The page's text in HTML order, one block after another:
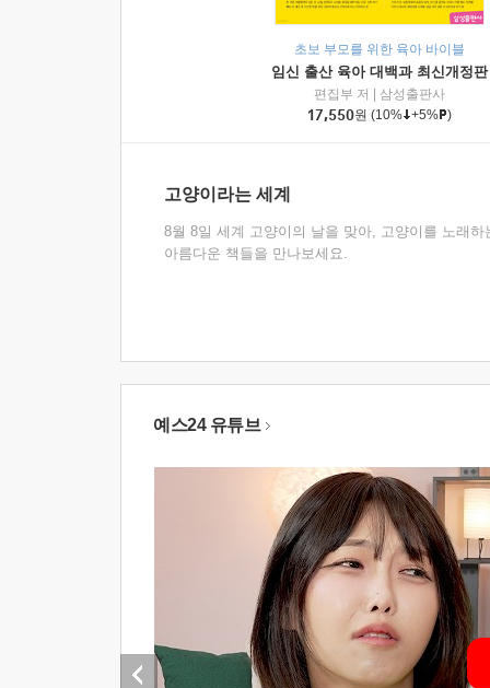
초보 부모를 위한 육아 바이블
임신 출산 육아 대백과 최신개정판
편집부 저
삼성출판사
17,550원 (10% +5% )
고양이라는 세계
8월 8일 세계 고양이의 날을 맞아, 고양이를 노래하
아름다운 책들을 만나보세요.
예스24 유튜브